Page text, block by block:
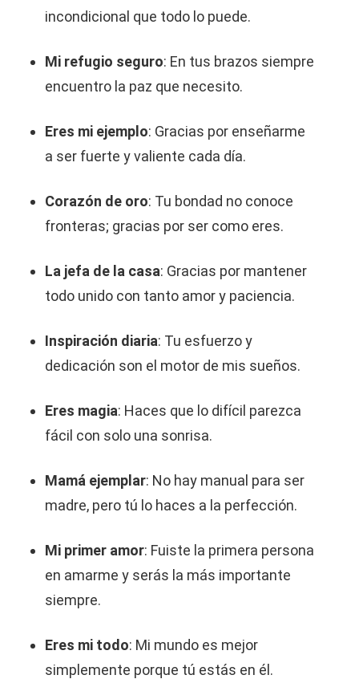
incondicional que todo lo puede.
Mi refugio seguro: En tus brazos siempre
encuentro la paz que necesito.
Eres mi ejemplo: Gracias por enseñarme
a ser fuerte y valiente cada día.
Corazón de oro: Tu bondad no conoce
fronteras; gracias por ser como eres.
La jefa de la casa: Gracias por mantener
todo unido con tanto amor y paciencia.
Inspiración diaria: Tu esfuerzo y
dedicación son el motor de mis sueños.
Eres magia: Haces que lo difícil parezca
fácil con solo una sonrisa.
Mamá ejemplar: No hay manual para ser
madre, pero tú lo haces a la perfección.
Mi primer amor: Fuiste la primera persona
en amarme y serás la más importante
siempre.
Eres mi todo: Mi mundo es mejor
simplemente porque tú estás en él.